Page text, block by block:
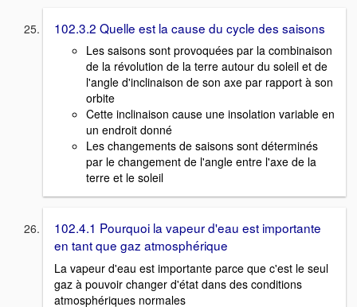
102.3.2 Quelle est la cause du cycle des saisons
Les saisons sont provoquées par la combinaison
de la révolution de la terre autour du soleil et de
l'angle d'inclinaison de son axe par rapport à son
orbite
Cette inclinaison cause une insolation variable en
un endroit donné
Les changements de saisons sont déterminés
par le changement de l'angle entre l'axe de la
terre et le soleil
102.4.1 Pourquoi la vapeur d'eau est importante
en tant que gaz atmosphérique
La vapeur d'eau est importante parce que c'est le seul
gaz à pouvoir changer d'état dans des conditions
atmosphériques normales